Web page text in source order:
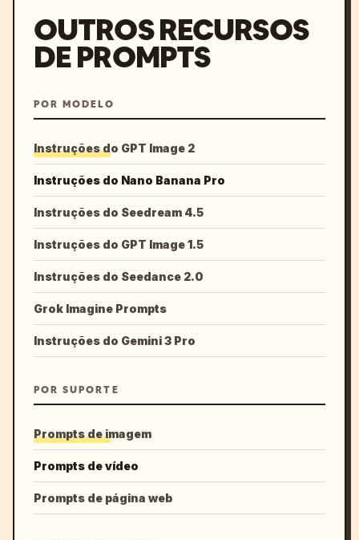
OUTROS RECURSOS
DE PROMPTS
POR MODELO
Instruções do GPT Image 2
Instruções do Nano Banana Pro
Instruções do Seedream 4.5
Instruções do GPT Image 1.5
Instruções do Seedance 2.0
Grok Imagine Prompts
Instruções do Gemini 3 Pro
POR SUPORTE
Prompts de imagem
Prompts de vídeo
Prompts de página web